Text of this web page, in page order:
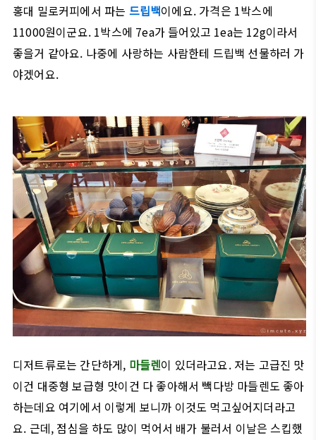
홍대 밀로커피에서 파는 드립백이에요. 가격은 1박스에
11000원이군요. 1박스에 7ea가 들어있고 1ea는 12g이라서
좋을거 같아요. 나중에 사랑하는 사람한테 드립백 선물하러 가
야겠어요.
디저트류로는 간단하게, 마들렌이 있더라고요. 저는 고급진 맛
이건 대중형 보급형 맛이건 다 좋아해서 빽다방 마들렌도 좋아
하는데요 여기에서 이렇게 보니까 이것도 먹고싶어지더라고
요. 근데, 점심을 하도 많이 먹어서 배가 불러서 이날은 스킵했